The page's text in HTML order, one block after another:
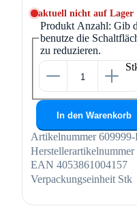
aktuell nicht auf Lager
Produkt Anzahl: Gib
benutze die
zu reduzieren.
In den Warenkorb
Artikelnummer
Herstellerartikelnummer
EAN 4053861004157
Verpackungseinheit Stk